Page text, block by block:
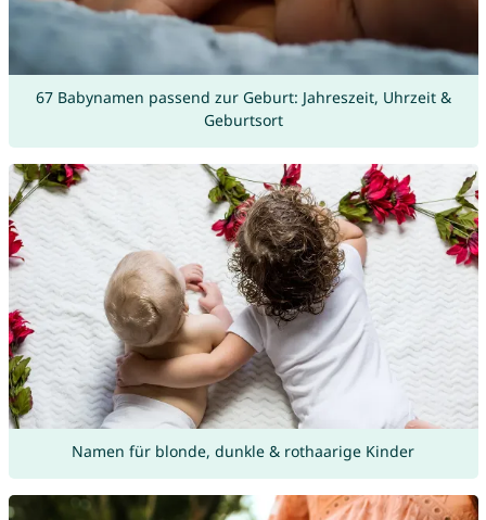
67 Babynamen passend zur Geburt: Jahreszeit, Uhrzeit &
Geburtsort
Namen für blonde, dunkle & rothaarige Kinder